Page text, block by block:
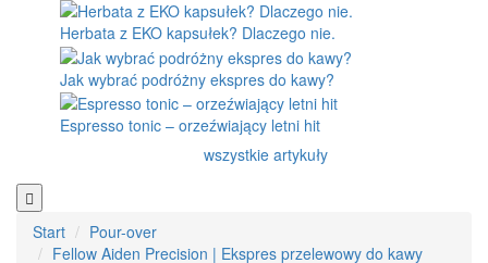
Herbata z EKO kapsułek? Dlaczego nie.
Jak wybrać podróżny ekspres do kawy?
Espresso tonic – orzeźwiający letni hit
wszystkie artykuły
Start
Pour-over
Fellow Aiden Precision | Ekspres przelewowy do kawy